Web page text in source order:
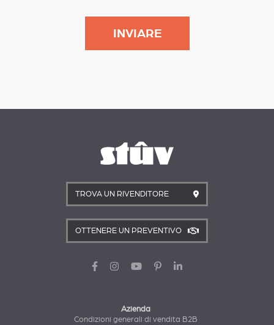
TROVA UN RIVENDITORE
OTTENERE UN PREVENTIVO
Azienda
Condizioni generali di vendita B2B